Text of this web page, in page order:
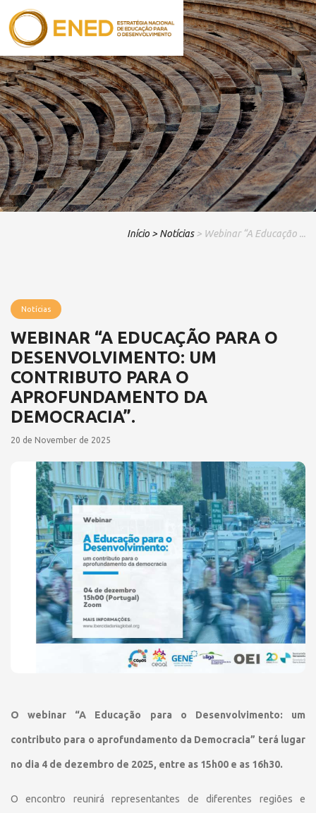
Início > Notícias > Webinar “A Educação ...
Notícias
WEBINAR “A EDUCAÇÃO PARA O
DESENVOLVIMENTO: UM
CONTRIBUTO PARA O
APROFUNDAMENTO DA
DEMOCRACIA”.
20 de November de 2025
O webinar “A Educação para o Desenvolvimento: um
contributo para o aprofundamento da Democracia” terá lugar
no dia 4 de dezembro de 2025, entre as 15h00 e as 16h30.
O encontro reunirá representantes de diferentes regiões e